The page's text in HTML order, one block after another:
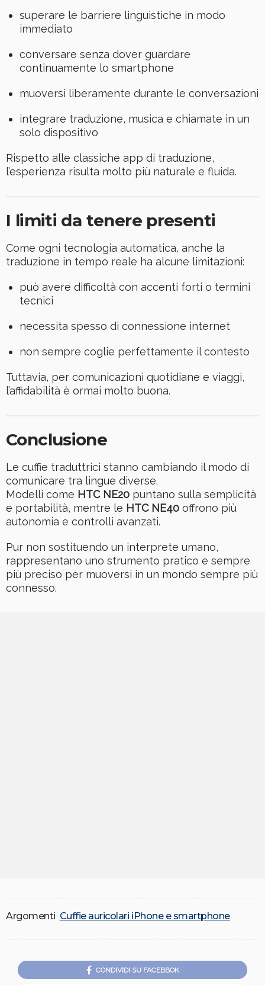
superare le barriere linguistiche in modo
immediato
conversare senza dover guardare
continuamente lo smartphone
muoversi liberamente durante le conversazioni
integrare traduzione, musica e chiamate in un
solo dispositivo
Rispetto alle classiche app di traduzione,
l’esperienza risulta molto più naturale e fluida.
I limiti da tenere presenti
Come ogni tecnologia automatica, anche la
traduzione in tempo reale ha alcune limitazioni:
può avere difficoltà con accenti forti o termini
tecnici
necessita spesso di connessione internet
non sempre coglie perfettamente il contesto
Tuttavia, per comunicazioni quotidiane e viaggi,
l’affidabilità è ormai molto buona.
Conclusione
Le cuffie traduttrici stanno cambiando il modo di
comunicare tra lingue diverse.
Modelli come HTC NE20 puntano sulla semplicità
e portabilità, mentre le HTC NE40 offrono più
autonomia e controlli avanzati.
Pur non sostituendo un interprete umano,
rappresentano uno strumento pratico e sempre
più preciso per muoversi in un mondo sempre più
connesso.
Argomenti Cuffie auricolari iPhone e smartphone
CONDIVIDI SU FACEBBOK